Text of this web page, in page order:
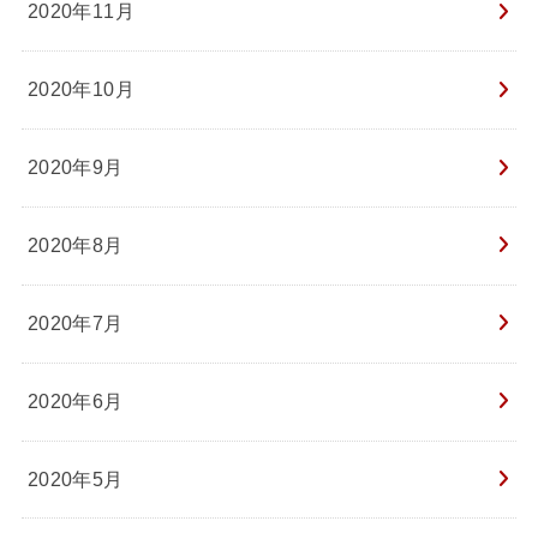
2020年11月
2020年10月
2020年9月
2020年8月
2020年7月
2020年6月
2020年5月